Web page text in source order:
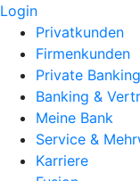
Login
Privatkunden
Firmenkunden
Private Banking
Banking &
Meine Bank
Service &
Karriere